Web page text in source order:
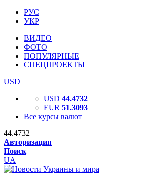
РУС
УКР
ВИДЕО
ФОТО
ПОПУЛЯРНЫЕ
СПЕЦПРОЕКТЫ
USD
USD 44.4732
EUR 51.3093
Все курсы валют
44.4732
Авторизация
Поиск
UA